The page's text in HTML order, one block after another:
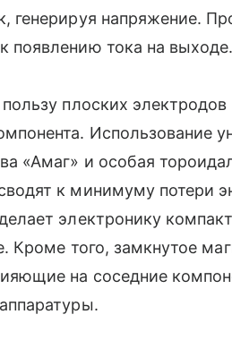
генерируя напряжение.
появлению тока на выходе.
плоских электродов
Использование
«Амаг» и особая
к минимуму потери
электронику
Кроме того, замкнутое
на соседние